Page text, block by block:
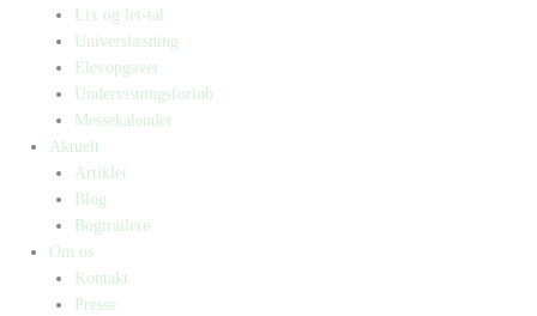
Lix og let-tal
Universlæsning
Elevopgaver
Undervisningsforløb
Messekalender
Aktuelt
Artikler
Blog
Bogtrailere
Om os
Kontakt
Presse